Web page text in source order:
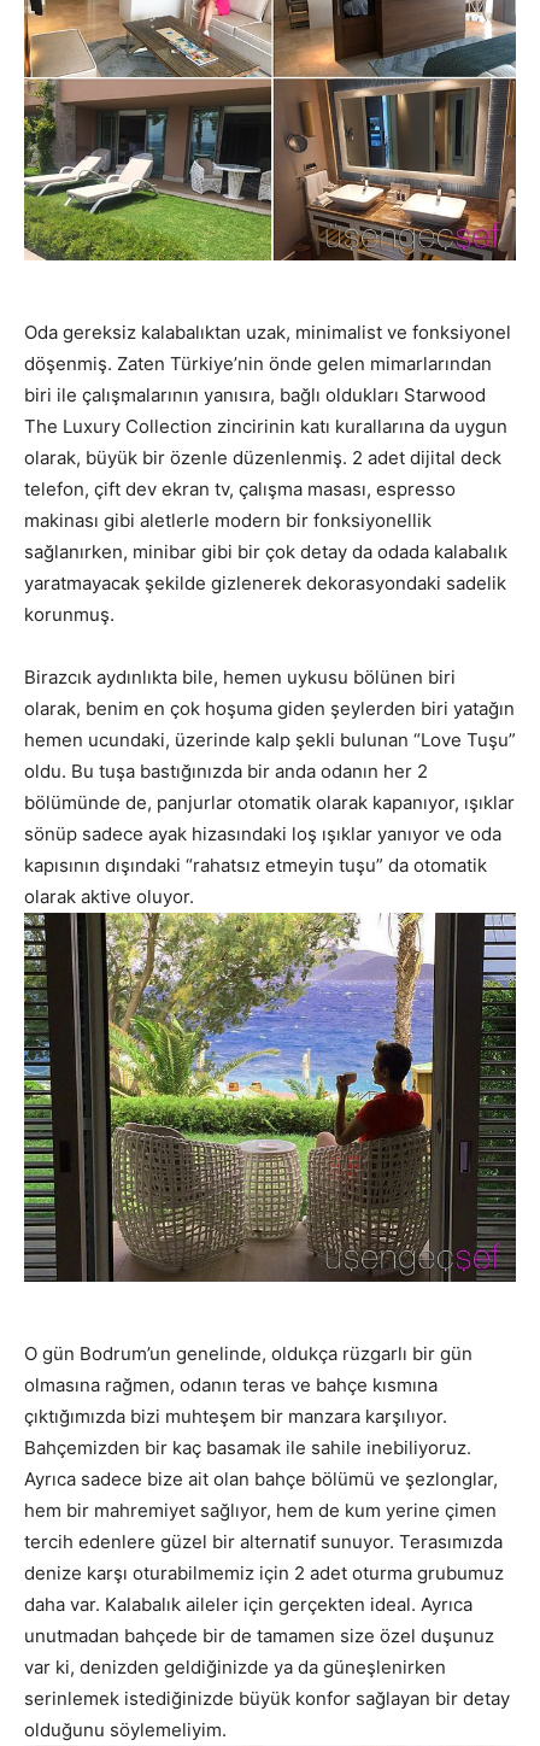
Oda gereksiz kalabalıktan uzak, minimalist ve fonksiyonel
döşenmiş. Zaten Türkiye’nin önde gelen mimarlarından
biri ile çalışmalarının yanısıra, bağlı oldukları Starwood
The Luxury Collection zincirinin katı kurallarına da uygun
olarak, büyük bir özenle düzenlenmiş. 2 adet dijital deck
telefon, çift dev ekran tv, çalışma masası, espresso
makinası gibi aletlerle modern bir fonksiyonellik
sağlanırken, minibar gibi bir çok detay da odada kalabalık
yaratmayacak şekilde gizlenerek dekorasyondaki sadelik
korunmuş.
Birazcık aydınlıkta bile, hemen uykusu bölünen biri
olarak, benim en çok hoşuma giden şeylerden biri yatağın
hemen ucundaki, üzerinde kalp şekli bulunan “Love Tuşu”
oldu. Bu tuşa bastığınızda bir anda odanın her 2
bölümünde de, panjurlar otomatik olarak kapanıyor, ışıklar
sönüp sadece ayak hizasındaki loş ışıklar yanıyor ve oda
kapısının dışındaki “rahatsız etmeyin tuşu” da otomatik
olarak aktive oluyor.
O gün Bodrum’un genelinde, oldukça rüzgarlı bir gün
olmasına rağmen, odanın teras ve bahçe kısmına
çıktığımızda bizi muhteşem bir manzara karşılıyor.
Bahçemizden bir kaç basamak ile sahile inebiliyoruz.
Ayrıca sadece bize ait olan bahçe bölümü ve şezlonglar,
hem bir mahremiyet sağlıyor, hem de kum yerine çimen
tercih edenlere güzel bir alternatif sunuyor. Terasımızda
denize karşı oturabilmemiz için 2 adet oturma grubumuz
daha var. Kalabalık aileler için gerçekten ideal. Ayrıca
unutmadan bahçede bir de tamamen size özel duşunuz
var ki, denizden geldiğinizde ya da güneşlenirken
serinlemek istediğinizde büyük konfor sağlayan bir detay
olduğunu söylemeliyim.